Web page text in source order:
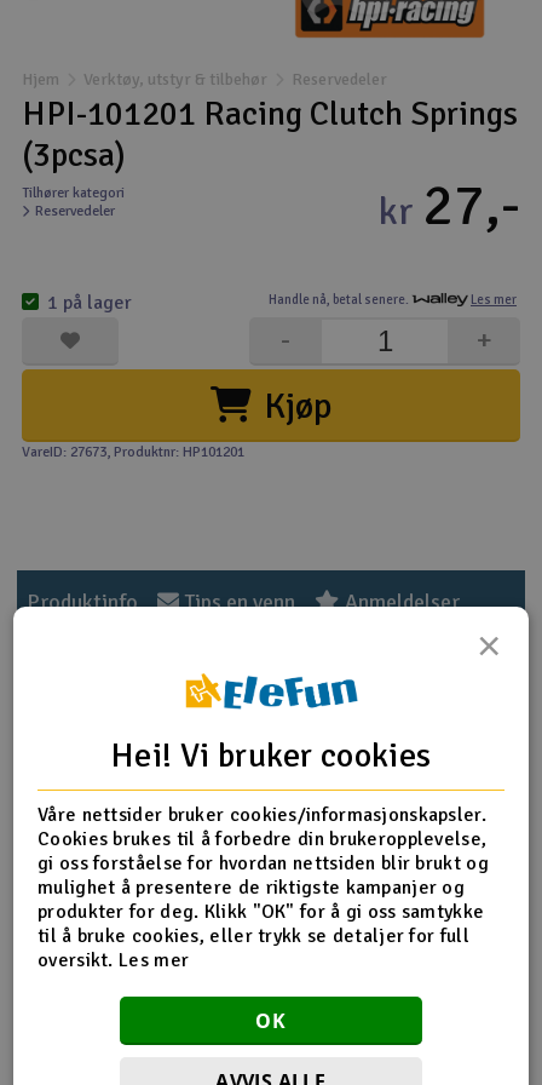
Droner
Droner for FPV
Fly
Helikopter
Kamerautstyr
Modellbygging, LEGO & byggesett
Modelljernbane
Outlet
Smarthjem, lek & hobby
Solenergi
Sparkesykler & elkjøretøy
Verktøy, utstyr & tilbehør
Hjem Verktøy, utstyr & tilbehør Reservedeler
HPI-101201 Racing Clutch Springs
(3pcsa)
Tilhører kategori
Reservedeler
Handle nå, betal senere. Les mer
kr 27,-
Kjøp
+
-
1 på lager
VareID: 27673, Produktnr: HP101201
Produktinfo Tips en venn Anmeldelser
4.6 Truggy
Flere detaljer
Produktet er
forbundet med
Reservedeler HPI
Del av PartFinder
HPI Trophy 3.5 RTR Buggy 2,4ghz
HPI Vorza Buggy Nitro RTR
HPI Vorza Truggy Nitro RTR
HPI WR8 3.0 1996 Ford Escort RS
×
Hei! Vi bruker cookies
Våre nettsider bruker cookies/informasjonskapsler.
Cookies brukes til å forbedre din brukeropplevelse,
gi oss forståelse for hvordan nettsiden blir brukt og
mulighet å presentere de riktigste kampanjer og
produkter for deg. Klikk "OK" for å gi oss samtykke
til å bruke cookies, eller trykk se detaljer for full
oversikt. Les mer
OK